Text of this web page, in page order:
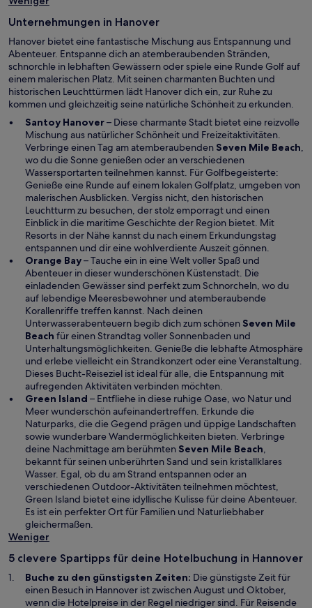
f
f
n
e
t
u
n
F
e
n
s
t
e
r
g
e
ö
f
f
n
e
t
Unternehmungen in Hanover
Hanover bietet eine fantastische Mischung aus Entspannung und
Abenteuer. Entspanne dich an atemberaubenden Stränden,
schnorchle in lebhaften Gewässern oder spiele eine Runde Golf auf
einem malerischen Platz. Mit seinen charmanten Buchten und
historischen Leuchttürmen lädt Hanover dich ein, zur Ruhe zu
kommen und gleichzeitig seine natürliche Schönheit zu erkunden.
Santoy Hanover– Diese charmante Stadt bietet eine reizvolle
Mischung aus natürlicher Schönheit und Freizeitaktivitäten.
Verbringe einen Tag am atemberaubenden Seven Mile Beach
F
,
wo du die Sonne genießen oder an verschiedenen
Wassersportarten teilnehmen kannst. Für Golfbegeisterte:
Genieße eine Runde auf einem lokalen Golfplatz, umgeben von
malerischen Ausblicken. Vergiss nicht, den historischen
Leuchtturm zu besuchen, der stolz emporragt und einen
Einblick in die maritime Geschichte der Region bietet. Mit
Resorts in der Nähe kannst du nach einem Erkundungstag
entspannen und dir eine wohlverdiente Auszeit gönnen.
Orange Bay– Tauche ein in eine Welt voller Spaß und
Abenteuer in dieser wunderschönen Küstenstadt. Die
einladenden Gewässer sind perfekt zum Schnorcheln, wo du
auf lebendige Meeresbewohner und atemberaubende
Korallenriffe treffen kannst. Nach deinen
Unterwasserabenteuern begib dich zum schönen Seven Mile
Beach W
i
r
d
i
n
e
i
n
e
m
n
e
u
e
n
n
s
t
e
für einen Strandtag voller Sonnenbaden und
Unterhaltungsmöglichkeiten. Genieße die lebhafte Atmosphäre
und erlebe vielleicht ein Strandkonzert oder eine Veranstaltung.
Dieses Bucht-Reiseziel ist ideal für alle, die Entspannung mit
aufregenden Aktivitäten verbinden möchten.
Green Island – Entfliehe in diese ruhige Oase, wo Natur und
Meer wunderschön aufeinandertreffen. Erkunde die
Naturparks, die die Gegend prägen und üppige Landschaften
sowie wunderbare Wandermöglichkeiten bieten. Verbringe
deine Nachmittage am berühmten Seven Mile Beach
i
d
i
n
e
m
n
e
,
bekannt für seinen unberührten Sand und sein kristallklares
Wasser. Egal, ob du am Strand entspannen oder an
verschiedenen Outdoor-Aktivitäten teilnehmen möchtest,
Green Island bietet eine idyllische Kulisse für deine Abenteuer.
Es ist ein perfekter Ort für Familien und Naturliebhaber
gleichermaßen.
Weniger
5 clevere Spartipps für deine Hotelbuchung in Hannover
Buche zu den günstigsten Zeiten: Die günstigste Zeit für
einen Besuch in Hannover ist zwischen August und Oktober,
wenn die Hotelpreise in der Regel niedriger sind. Für Reisende